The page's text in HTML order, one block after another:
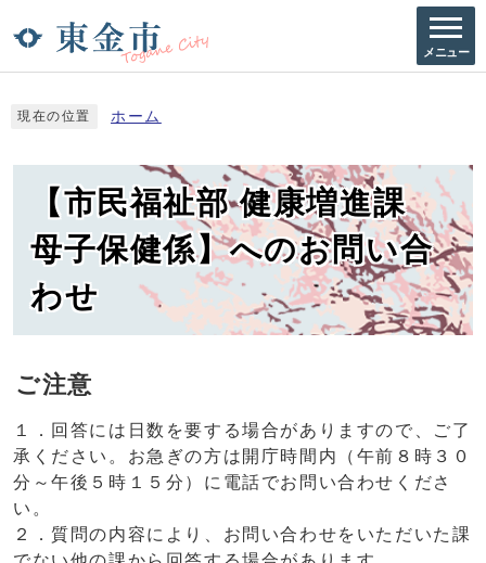
メニュー
現在の位置 ホーム
【市民福祉部 健康増進課
母子保健係】へのお問い合
わせ
ご注意
１．回答には日数を要する場合がありますので、ご了
承ください。お急ぎの方は開庁時間内（午前８時３０
分～午後５時１５分）に電話でお問い合わせくださ
い。
２．質問の内容により、お問い合わせをいただいた課